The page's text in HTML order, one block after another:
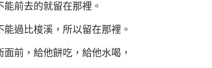
錄
前去的就留在那裡。
過比梭溪，所以留在那裡。
前，給他餅吃，給他水喝，